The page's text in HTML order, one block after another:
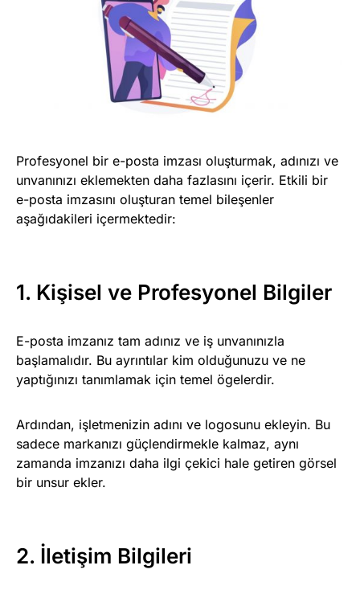
Profesyonel bir e-posta imzası oluşturmak, adınızı ve
unvanınızı eklemekten daha fazlasını içerir. Etkili bir
e-posta imzasını oluşturan temel bileşenler
aşağıdakileri içermektedir:
1. Kişisel ve Profesyonel Bilgiler
E-posta imzanız tam adınız ve iş unvanınızla
başlamalıdır. Bu ayrıntılar kim olduğunuzu ve ne
yaptığınızı tanımlamak için temel ögelerdir.
Ardından, işletmenizin adını ve logosunu ekleyin. Bu
sadece markanızı güçlendirmekle kalmaz, aynı
zamanda imzanızı daha ilgi çekici hale getiren görsel
bir unsur ekler.
2. İletişim Bilgileri